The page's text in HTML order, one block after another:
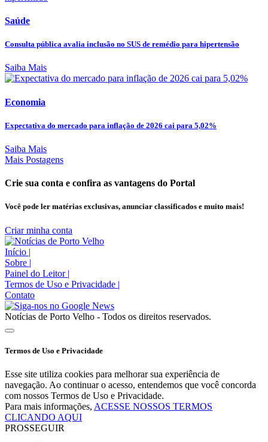
Saúde
Consulta pública avalia inclusão no SUS de remédio para hipertensão
Saiba Mais
Economia
Expectativa do mercado para inflação de 2026 cai para 5,02%
Saiba Mais
Mais Postagens
Crie sua conta e confira as vantagens do Portal
Você pode ler matérias exclusivas, anunciar classificados e muito mais!
Criar minha conta
Início |
Sobre |
Painel do Leitor |
Termos de Uso e Privacidade |
Contato
Notícias de Porto Velho - Todos os direitos reservados.
Termos de Uso e Privacidade
Esse site utiliza cookies para melhorar sua experiência de
navegação. Ao continuar o acesso, entendemos que você concorda
com nossos Termos de Uso e Privacidade.
Para mais informações, ACESSE NOSSOS TERMOS
CLICANDO AQUI
PROSSEGUIR